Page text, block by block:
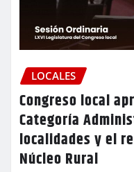
LOCALES
Congreso local
Categoría
localidades y el
Núcleo Rural